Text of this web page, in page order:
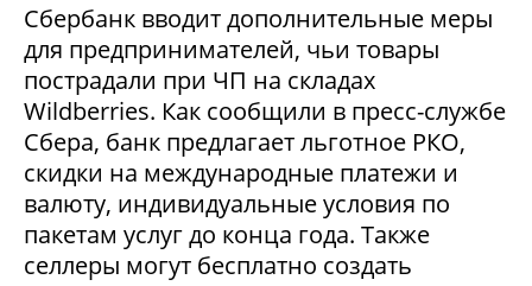
Сбербанк вводит дополнительные меры
для предпринимателей, чьи товары
пострадали при ЧП на складах
Wildberries. Как сообщили в пресс-службе
Сбера, банк предлагает льготное РКО,
скидки на международные платежи и
валюту, индивидуальные условия по
пакетам услуг до конца года. Также
селлеры могут бесплатно создать